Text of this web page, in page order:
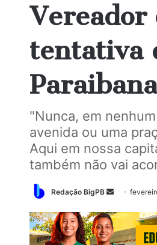
Vereador
tentativa
Paraibana
"Nunca, em
avenida ou uma
Aqui em nossa
também não vai
Redação BigPB
Mande
e-
mail